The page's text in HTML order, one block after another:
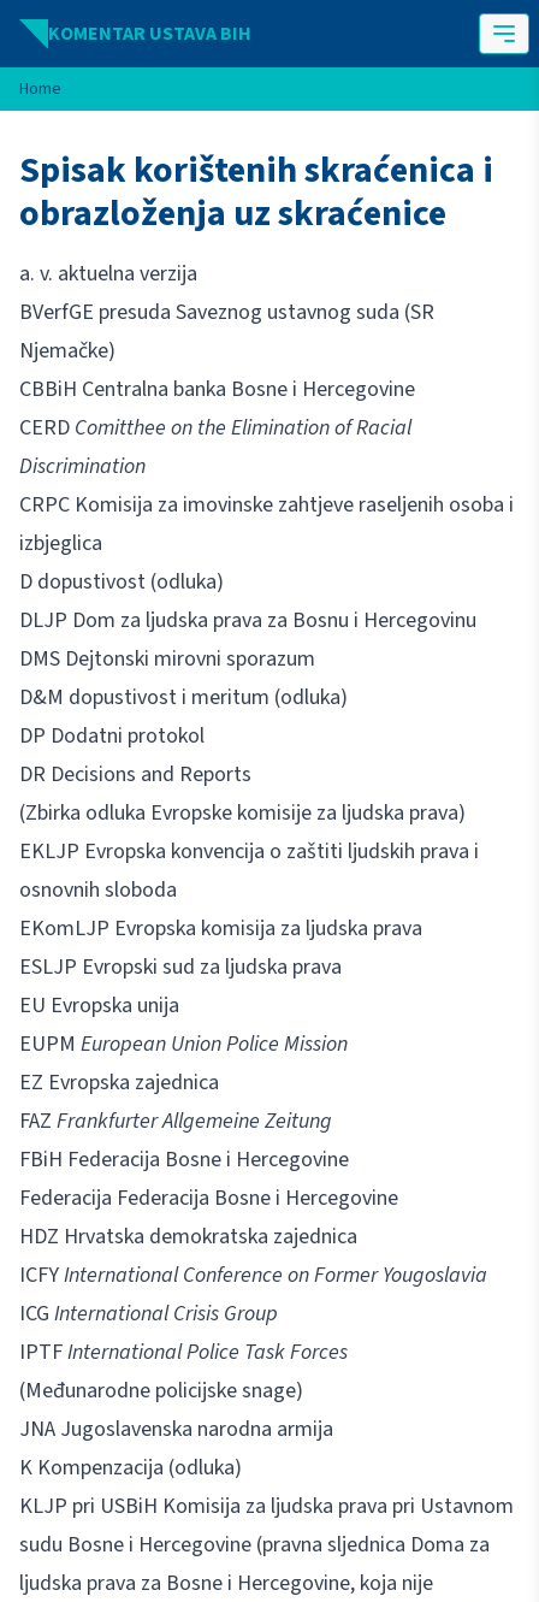
Idi na sadržaj
KOMENTAR USTAVA BIH
Home
Spisak korištenih skraćenica i
obrazloženja uz skraćenice
a. v. aktuelna verzija
BVerfGE presuda Saveznog ustavnog suda (SR
Njemačke)
CBBiH Centralna banka Bosne i Hercegovine
CERD Comitthee on the Elimination of Racial
Discrimination
CRPC Komisija za imovinske zahtjeve raseljenih osoba i
izbjeglica
D dopustivost (odluka)
DLJP Dom za ljudska prava za Bosnu i Hercegovinu
DMS Dejtonski mirovni sporazum
D&M dopustivost i meritum (odluka)
DP Dodatni protokol
DR Decisions and Reports
(Zbirka odluka Evropske komisije za ljudska prava)
EKLJP Evropska konvencija o zaštiti ljudskih prava i
osnovnih sloboda
EKomLJP Evropska komisija za ljudska prava
ESLJP Evropski sud za ljudska prava
EU Evropska unija
EUPM European Union Police Mission
EZ Evropska zajednica
FAZ Frankfurter Allgemeine Zeitung
FBiH Federacija Bosne i Hercegovine
Federacija Federacija Bosne i Hercegovine
HDZ Hrvatska demokratska zajednica
ICFYInternational Conference on Former Yougoslavia
ICG International Crisis Group
IPTFInternational Police Task Forces
(Međunarodne policijske snage)
JNA Jugoslavenska narodna armija
K Kompenzacija (odluka)
KLJP pri USBiH Komisija za ljudska prava pri Ustavnom
sudu Bosne i Hercegovine (pravna sljednica Doma za
ljudska prava za Bosne i Hercegovine, koja nije